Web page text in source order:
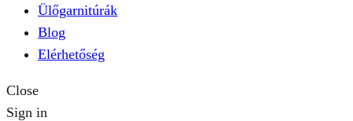
Ülőgarnitúrák
Blog
Elérhetőség
Close
Sign in